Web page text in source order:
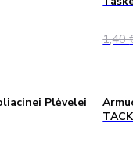
1,40
Plėvelei
TACK